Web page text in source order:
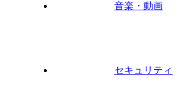
音楽・動画
セキュリティ